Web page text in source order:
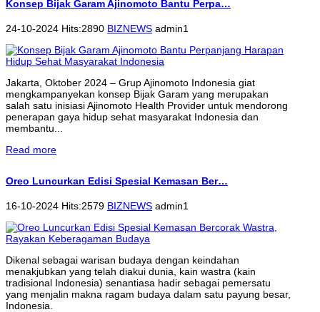
Konsep Bijak Garam Ajinomoto Bantu Perpa…
24-10-2024 Hits:2890 BIZNEWS admin1
Jakarta, Oktober 2024 – Grup Ajinomoto Indonesia giat
mengkampanyekan konsep Bijak Garam yang merupakan
salah satu inisiasi Ajinomoto Health Provider untuk mendorong
penerapan gaya hidup sehat masyarakat Indonesia dan
membantu...
Read more
Oreo Luncurkan Edisi Spesial Kemasan Ber…
16-10-2024 Hits:2579 BIZNEWS admin1
Dikenal sebagai warisan budaya dengan keindahan
menakjubkan yang telah diakui dunia, kain wastra (kain
tradisional Indonesia) senantiasa hadir sebagai pemersatu
yang menjalin makna ragam budaya dalam satu payung besar,
Indonesia.